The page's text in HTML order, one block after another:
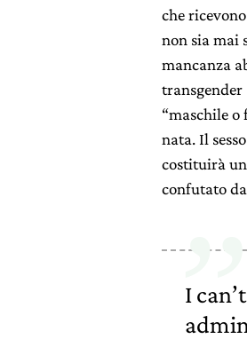
che
non sia mai
mancanza
“maschile
nata. Il
costituirà
confutato
I